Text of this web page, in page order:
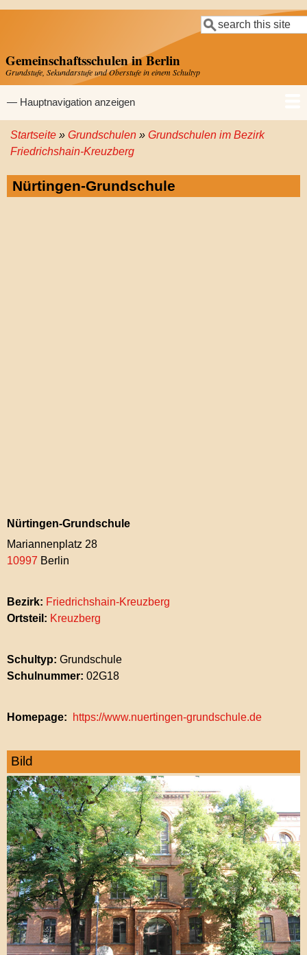
Suche
Gemeinschaftsschulen in Berlin
Grundstufe, Sekundarstufe und Oberstufe in einem Schultyp
Hauptnavigation
— Hauptnavigation anzeigen
Startseite
Gemeinschaftsschulen
Grundschulen
Sekundarschulen
Gymnasien
Pfadnavigation
Startseite Grundschulen
Grundschulen im Bezirk
Friedrichshain-Kreuzberg
Nürtingen-Grundschule
Nürtingen-Grundschule
Mariannenplatz 28
10997 Berlin
Bezirk: Friedrichshain-Kreuzberg
Ortsteil: Kreuzberg
Schultyp: Grundschule
Schulnummer: 02G18
Homepage https://www.nuertingen-grundschule.de
Bild